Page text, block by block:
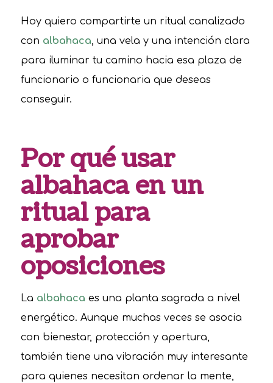
Hoy quiero compartirte un ritual canalizado
con albahaca, una vela y una intención clara
para iluminar tu camino hacia esa plaza de
funcionario o funcionaria que deseas
conseguir.
Por qué usar
albahaca en un
ritual para
aprobar
oposiciones
La albahaca es una planta sagrada a nivel
energético. Aunque muchas veces se asocia
con bienestar, protección y apertura,
también tiene una vibración muy interesante
para quienes necesitan ordenar la mente,